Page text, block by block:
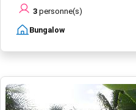
3 personne(s)
Bungalow